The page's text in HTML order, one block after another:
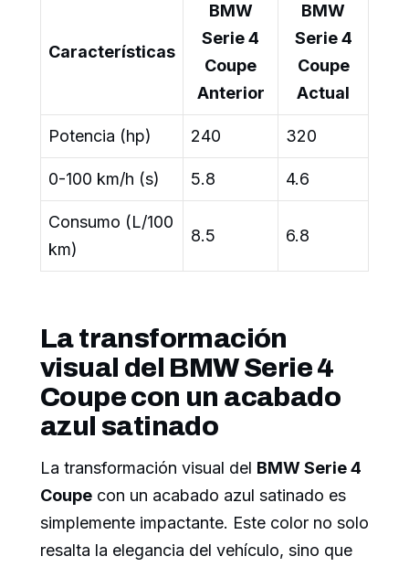
Características
BMW
Serie 4
Coupe
Anterior
BMW
Serie 4
Coupe
Actual
Potencia (hp) 240 320
0-100 km/h (s) 5.8 4.6
Consumo (L/100
km)
8.5 6.8
La transformación
visual del BMW Serie 4
Coupe con un acabado
azul satinado
La transformación visual del BMW Serie 4
Coupe con un acabado azul satinado es
simplemente impactante. Este color no solo
resalta la elegancia del vehículo, sino que